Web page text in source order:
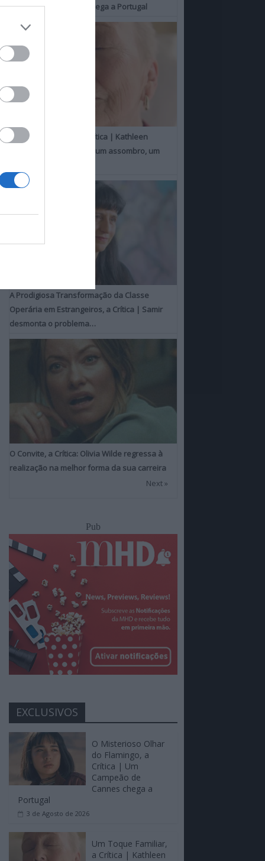
Campeão de Cannes chega a Portugal
Um Toque Familiar, a Crítica | Kathleen
Chalfant é um espanto, um assombro, um
A Prodigiosa Transformação da Classe
Operária em Estrangeiros, a Crítica | Samir
desmonta o problema…
O Convite, a Crítica: Olivia Wilde regressa à
realização na melhor forma da sua carreira
Next »
Pub
EXCLUSIVOS
O Misterioso Olhar
do Flamingo, a
Crítica | Um
Campeão de
Cannes chega a
Portugal
3 de Agosto de 2026
Um Toque Familiar,
a Crítica | Kathleen